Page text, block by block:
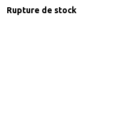
Rupture de stock